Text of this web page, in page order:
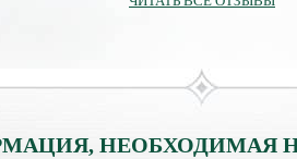
НЕОБХОДИМАЯ